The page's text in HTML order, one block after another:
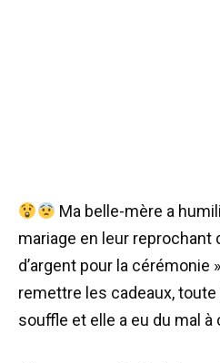
Ma belle-mère a
mariage en leur reprochant
d’argent pour la cérémonie
remettre les cadeaux,
souffle et elle a eu du mal à